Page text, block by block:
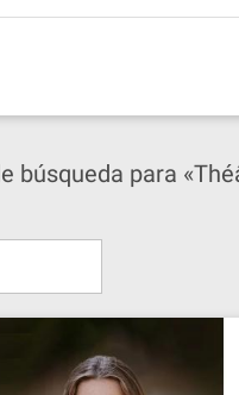
búsqueda para